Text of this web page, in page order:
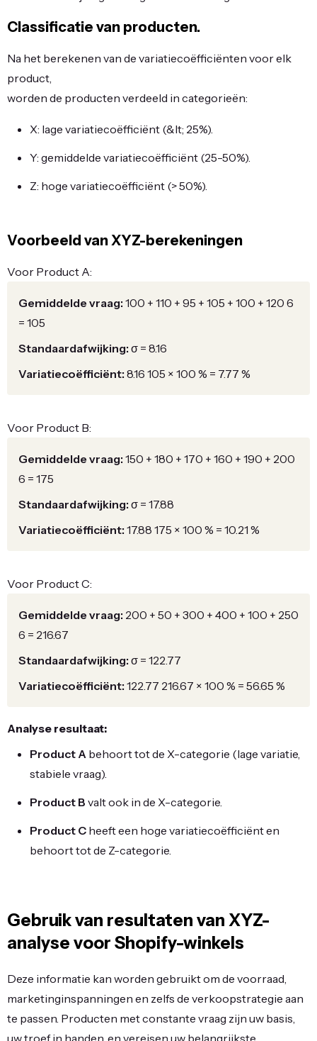
Classificatie van producten.
Na het berekenen van de variatiecoëfficiënten voor elk
product,
worden de producten verdeeld in categorieën:
X: lage variatiecoëfficiënt (&lt; 25%).
Y: gemiddelde variatiecoëfficiënt (25-50%).
Z: hoge variatiecoëfficiënt (> 50%).
Voorbeeld van XYZ-berekeningen
Voor Product A:
Gemiddelde vraag: 100 + 110 + 95 + 105 + 100 + 120 6
= 105
Standaardafwijking: σ = 8.16
Variatiecoëfficiënt: 8.16 105 × 100 % = 7.77 %
Voor Product B:
Gemiddelde vraag: 150 + 180 + 170 + 160 + 190 + 200
6 = 175
Standaardafwijking: σ = 17.88
Variatiecoëfficiënt: 17.88 175 × 100 % = 10.21 %
Voor Product C:
Gemiddelde vraag: 200 + 50 + 300 + 400 + 100 + 250
6 = 216.67
Standaardafwijking: σ = 122.77
Variatiecoëfficiënt: 122.77 216.67 × 100 % = 56.65 %
Analyse resultaat:
Product A behoort tot de X-categorie (lage variatie,
stabiele vraag).
Product B valt ook in de X-categorie.
Product C heeft een hoge variatiecoëfficiënt en
behoort tot de Z-categorie.
Gebruik van resultaten van XYZ-
analyse voor Shopify-winkels
Deze informatie kan worden gebruikt om de voorraad,
marketinginspanningen en zelfs de verkoopstrategie aan
te passen. Producten met constante vraag zijn uw basis,